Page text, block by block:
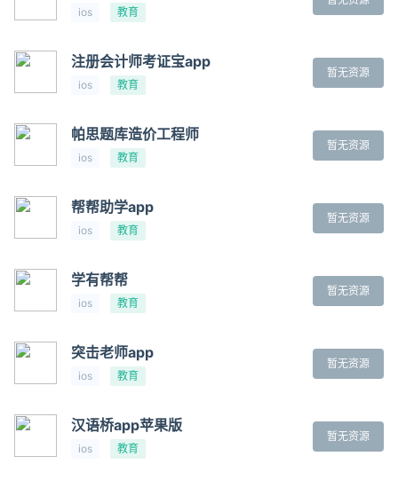
ios 教育
注册会计师考证宝app
ios 教育
暂无资源
帕思题库造价工程师
ios 教育
暂无资源
帮帮助学app
ios 教育
暂无资源
学有帮帮
ios 教育
暂无资源
突击老师app
ios 教育
暂无资源
汉语桥app苹果版
ios 教育
暂无资源